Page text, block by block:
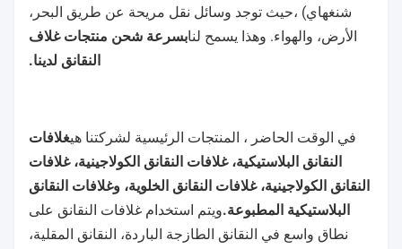
شنغهاي) ،حيث توجد وسائل نقل مريحة عن طريق البحر،
الأرض، والهواء. وهذا يسمح لنابسرعة شحن منتجات غلاف
النقانق لدينا.
في الوقت الحاضر ، المنتجات الرئيسية لشركتنا هيغلافات
النقانق البلاستيكية، غلافات النقانق الكولاجينية، غلافات
النقانق الكولاجينية، غلافات النقانق الخلوية، وغلافات النقانق
البلاستيكية المطبوعة.ويتم استخدام غلافات النقانق على
نطاق واسع في النقانق الطازجة الباردة، النقانق المقلية،